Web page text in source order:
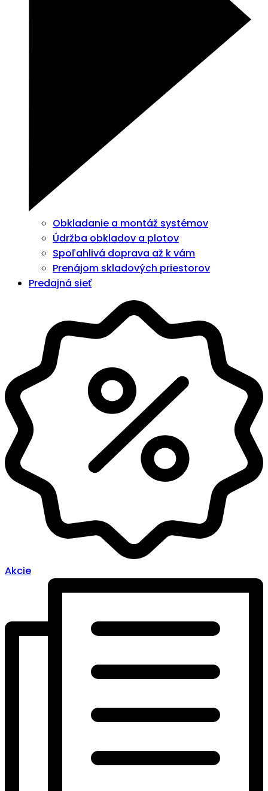
Obkladanie a montáž systémov
Údržba obkladov a plotov
Spoľahlivá doprava až k vám
Prenájom skladových priestorov
Predajná sieť
Akcie